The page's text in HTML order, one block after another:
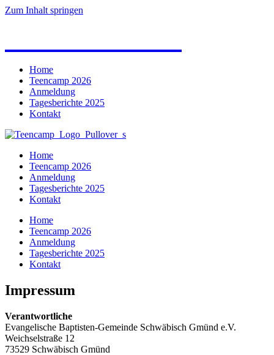
Zum Inhalt springen
Home
Teencamp 2026
Anmeldung
Tagesberichte 2025
Kontakt
Home
Teencamp 2026
Anmeldung
Tagesberichte 2025
Kontakt
Home
Teencamp 2026
Anmeldung
Tagesberichte 2025
Kontakt
Impressum
Verantwortliche
Evangelische Baptisten-Gemeinde Schwäbisch Gmünd e.V.
Weichselstraße 12
73529 Schwäbisch Gmünd